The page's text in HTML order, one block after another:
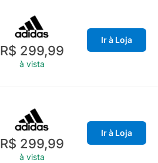
R$ 299,99
à vista
Ir à Loja
R$ 299,99
à vista
Ir à Loja